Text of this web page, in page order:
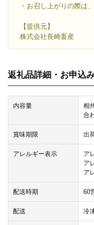
・お召し上がりの際は
【提供元】
株式会社長崎畜産
返礼品詳細・お申込
内容量
相
合
賞味期限 出
アレルギー表示
ア
ア
ア
配送時期 60
配送 冷